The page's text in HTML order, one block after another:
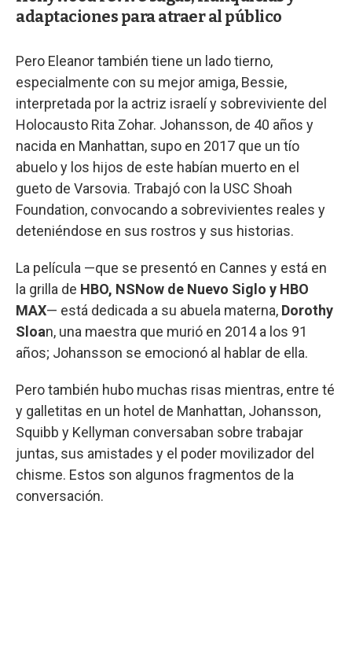
adaptaciones para atraer al público
Pero Eleanor también tiene un lado tierno,
especialmente con su mejor amiga, Bessie,
interpretada por la actriz israelí y sobreviviente del
Holocausto Rita Zohar. Johansson, de 40 años y
nacida en Manhattan, supo en 2017 que un tío
abuelo y los hijos de este habían muerto en el
gueto de Varsovia. Trabajó con la USC Shoah
Foundation, convocando a sobrevivientes reales y
deteniéndose en sus rostros y sus historias.
La película —que se presentó en Cannes y está en
la grilla de HBO, NSNow de Nuevo Siglo y HBO
MAX— está dedicada a su abuela materna, Dorothy
Sloan, una maestra que murió en 2014 a los 91
años; Johansson se emocionó al hablar de ella.
Pero también hubo muchas risas mientras, entre té
y galletitas en un hotel de Manhattan, Johansson,
Squibb y Kellyman conversaban sobre trabajar
juntas, sus amistades y el poder movilizador del
chisme. Estos son algunos fragmentos de la
conversación.